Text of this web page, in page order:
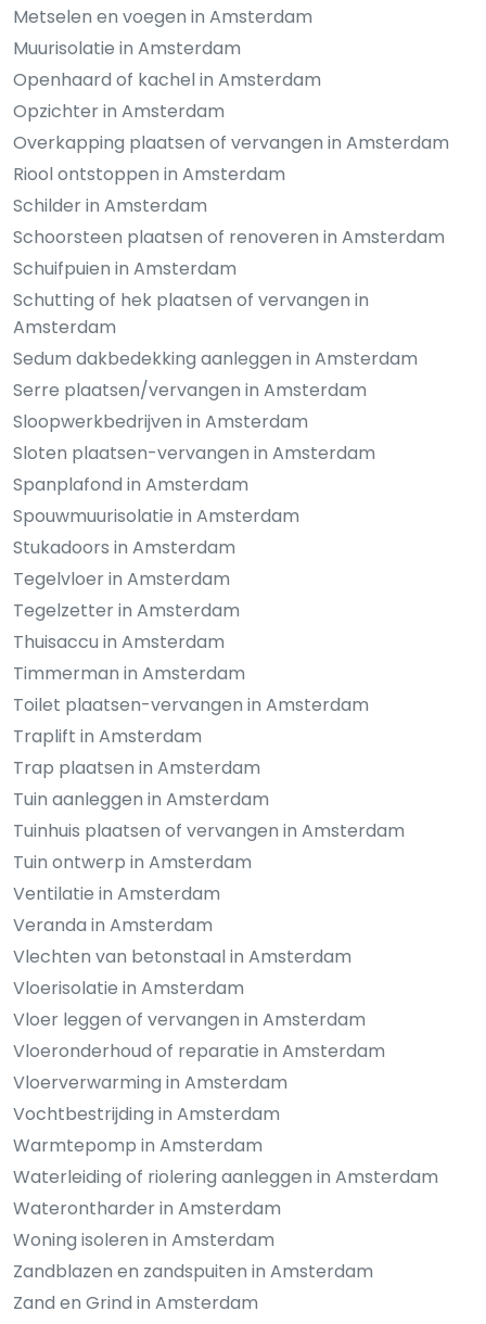
Metselen en voegen in Amsterdam
Muurisolatie in Amsterdam
Openhaard of kachel in Amsterdam
Opzichter in Amsterdam
Overkapping plaatsen of vervangen in Amsterdam
Riool ontstoppen in Amsterdam
Schilder in Amsterdam
Schoorsteen plaatsen of renoveren in Amsterdam
Schuifpuien in Amsterdam
Schutting of hek plaatsen of vervangen in
Amsterdam
Sedum dakbedekking aanleggen in Amsterdam
Serre plaatsen/vervangen in Amsterdam
Sloopwerkbedrijven in Amsterdam
Sloten plaatsen-vervangen in Amsterdam
Spanplafond in Amsterdam
Spouwmuurisolatie in Amsterdam
Stukadoors in Amsterdam
Tegelvloer in Amsterdam
Tegelzetter in Amsterdam
Thuisaccu in Amsterdam
Timmerman in Amsterdam
Toilet plaatsen-vervangen in Amsterdam
Traplift in Amsterdam
Trap plaatsen in Amsterdam
Tuin aanleggen in Amsterdam
Tuinhuis plaatsen of vervangen in Amsterdam
Tuin ontwerp in Amsterdam
Ventilatie in Amsterdam
Veranda in Amsterdam
Vlechten van betonstaal in Amsterdam
Vloerisolatie in Amsterdam
Vloer leggen of vervangen in Amsterdam
Vloeronderhoud of reparatie in Amsterdam
Vloerverwarming in Amsterdam
Vochtbestrijding in Amsterdam
Warmtepomp in Amsterdam
Waterleiding of riolering aanleggen in Amsterdam
Waterontharder in Amsterdam
Woning isoleren in Amsterdam
Zandblazen en zandspuiten in Amsterdam
Zand en Grind in Amsterdam